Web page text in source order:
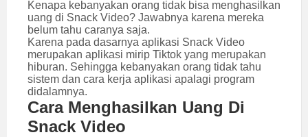
Kenapa kebanyakan orang tidak bisa menghasilkan
uang di Snack Video? Jawabnya karena mereka
belum tahu caranya saja.
Karena pada dasarnya aplikasi Snack Video
merupakan aplikasi mirip Tiktok yang merupakan
hiburan. Sehingga kebanyakan orang tidak tahu
sistem dan cara kerja aplikasi apalagi program
didalamnya.
Cara Menghasilkan Uang Di
Snack Video